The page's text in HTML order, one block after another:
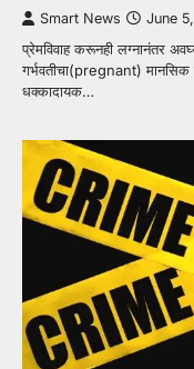
Smart News June
प्रेमविवाह करूनही लग्नानंतर
गर्भवतीचा(pregnant)
धक्कादायक…